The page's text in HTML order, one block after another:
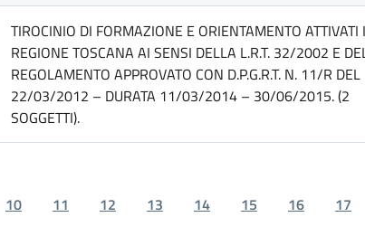
TIROCINIO DI FORMAZIONE E ORIENTAMENTO ATTIVATI
REGIONE TOSCANA AI SENSI DELLA L.R.T. 32/2002 E
REGOLAMENTO APPROVATO CON D.P.G.R.T. N. 11/R DEL
22/03/2012 – DURATA 11/03/2014 – 30/06/2015. (2
SOGGETTI).
10 11 12 13 14 15 16 17